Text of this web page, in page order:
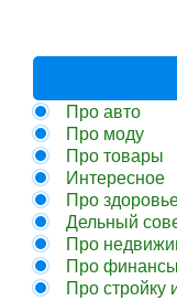
Про авто
Про моду
Про товары
Интересное
Про
Дельный
Про
Про
Про стройку